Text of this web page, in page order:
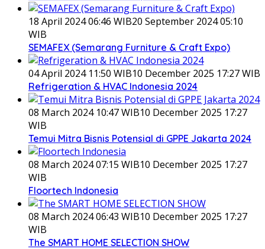
18 April 2024 06:46 WIB20 September 2024 05:10
WIB
SEMAFEX (Semarang Furniture & Craft Expo)
04 April 2024 11:50 WIB10 December 2025 17:27 WIB
Refrigeration & HVAC Indonesia 2024
08 March 2024 10:47 WIB10 December 2025 17:27
WIB
Temui Mitra Bisnis Potensial di GPPE Jakarta 2024
08 March 2024 07:15 WIB10 December 2025 17:27
WIB
Floortech Indonesia
08 March 2024 06:43 WIB10 December 2025 17:27
WIB
The SMART HOME SELECTION SHOW